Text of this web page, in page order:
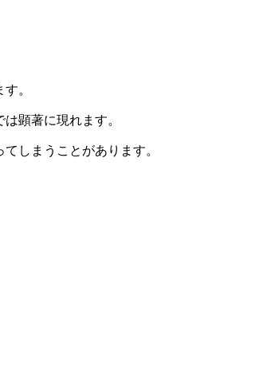
。
顕著に現れます。
しまうことがあります。